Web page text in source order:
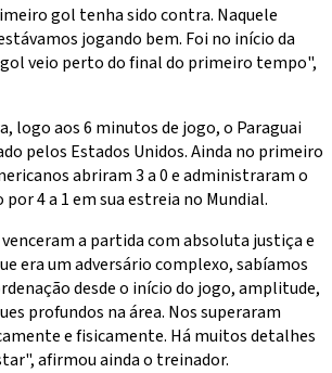
gol tenha sido contra. Naquele
jogando bem. Foi no início da
veio perto do final do primeiro tempo",
logo aos 6 minutos de jogo, o Paraguai
pelos Estados Unidos. Ainda no primeiro
abriram 3 a 0 e administraram o
4 a 1 em sua estreia no Mundial.
a partida com absoluta justiça e
era um adversário complexo, sabíamos
desde o início do jogo, amplitude,
profundos na área. Nos superaram
e fisicamente. Há muitos detalhes
afirmou ainda o treinador.